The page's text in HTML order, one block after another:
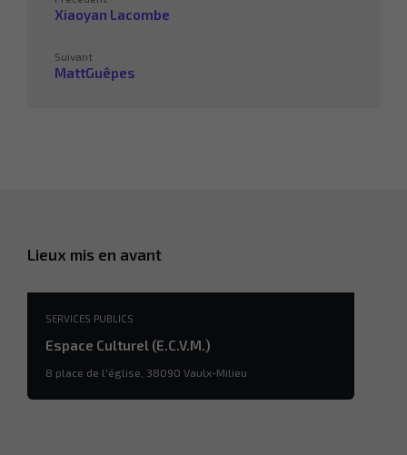
Xiaoyan Lacombe
Suivant
MattGuêpes
Lieux mis en avant
SERVICES PUBLICS
Espace Culturel (E.C.V.M.)
8 place de l'église, 38090 Vaulx-Milieu